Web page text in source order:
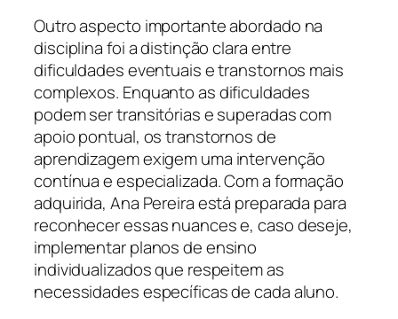
Outro aspecto importante abordado na
disciplina foi a distinção clara entre
dificuldades eventuais e transtornos mais
complexos. Enquanto as dificuldades
podem ser transitórias e superadas com
apoio pontual, os transtornos de
aprendizagem exigem uma intervenção
contínua e especializada. Com a formação
adquirida, Ana Pereira está preparada para
reconhecer essas nuances e, caso deseje,
implementar planos de ensino
individualizados que respeitem as
necessidades específicas de cada aluno.